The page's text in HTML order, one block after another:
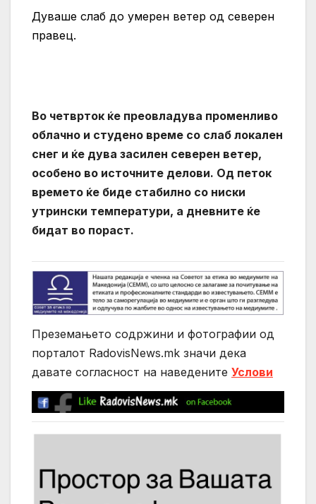
Дуваше слаб до умерен ветер од северен
правец.
Во четврток ќе преовладува променливо
облачно и студено време со слаб локален
снег и ќе дува засилен северен ветер,
особено во источните делови. Од петок
времето ќе биде стабилно со ниски
утрински температури, а дневните ќе
бидат во пораст.
Преземањето содржини и фотографии од
порталот RadovisNews.mk значи дека
давате согласност на нaведените Услови